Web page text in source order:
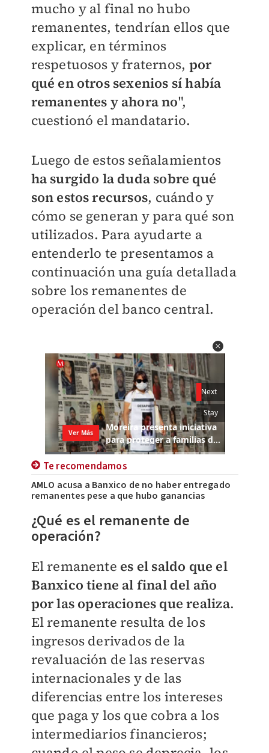
mucho y al final no hubo
remanentes, tendrían ellos que
explicar, en términos
respetuosos y fraternos, por
qué en otros sexenios sí había
remanentes y ahora no",
cuestionó el mandatario.
Luego de estos señalamientos
ha surgido la duda sobre qué
son estos recursos, cuándo y
cómo se generan y para qué son
utilizados. Para ayudarte a
entenderlo te presentamos a
continuación una guía detallada
sobre los remanentes de
operación del banco central.
Te recomendamos
AMLO acusa a Banxico de no haber entregado
remanentes pese a que hubo ganancias
¿Qué es el remanente de
operación?
El remanente es el saldo que el
Banxico tiene al final del año
por las operaciones que realiza.
El remanente resulta de los
ingresos derivados de la
revaluación de las reservas
internacionales y de las
diferencias entre los intereses
que paga y los que cobra a los
intermediarios financieros;